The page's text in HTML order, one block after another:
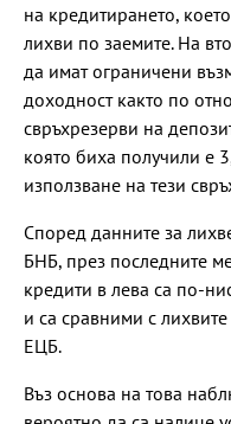
на кредитирането,
лихви по заемите. На
да имат ограничени
доходност както по
свръхрезерви на
която биха получили е
използване на тези
Според данните за
БНБ, през последните
кредити в лева са по-
и са сравними с
ЕЦБ.
Въз основа на това